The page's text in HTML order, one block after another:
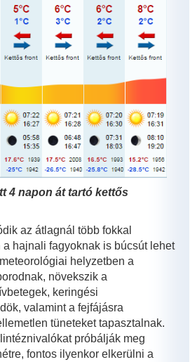
4 napon át tartó kettős
az átlagnál több fokkal
hajnali fagyoknak is búcsút lehet
helyzetben a
növekszik a
keringési
valamint a fejfájásra
tüneteket tapasztalnak.
próbálják meg
fontos ilyenkor elkerülni a